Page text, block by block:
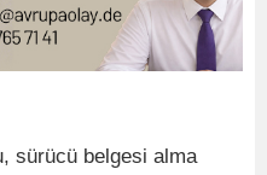
sürücü belgesi alma